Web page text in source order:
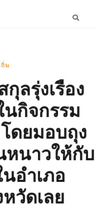
น
ลรุ่งเรือง
นกิจกรรม
ดยมอบถุง
นาวให้กับ
อำเภอ
วัดเลย